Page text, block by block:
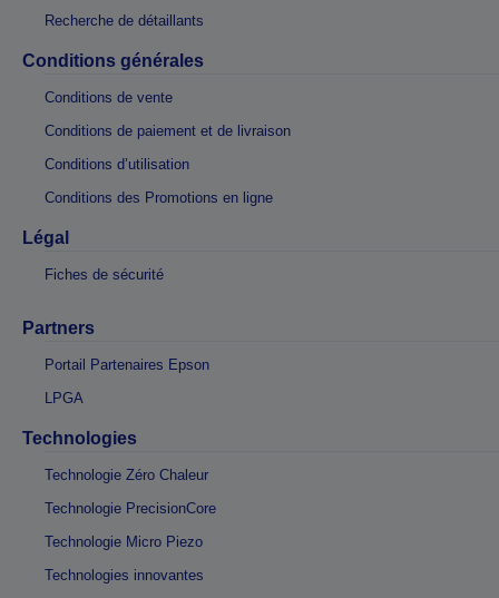
Recherche de détaillants
Conditions générales
Conditions de vente
Conditions de paiement et de livraison
Conditions d’utilisation
Conditions des Promotions en ligne
Légal
Fiches de sécurité
Partners
Portail Partenaires Epson
LPGA
Technologies
Technologie Zéro Chaleur
Technologie PrecisionCore
Technologie Micro Piezo
Technologies innovantes